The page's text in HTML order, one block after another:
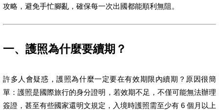
攻略，避免手忙腳亂，確保每一次出國都能順利無阻。
一、護照為什麼要續期？
許多人會疑惑，護照為什麼一定要在有效期限內續期？原因很簡
單：護照是國際旅行的身分證明，若效期不足，不僅可能無法辦理
簽證，甚至有些國家還明文規定，入境時護照需至少有 6 個月以上